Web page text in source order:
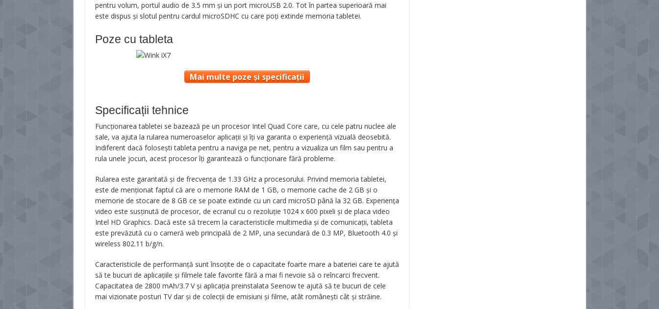
pentru volum, portul audio de 3.5 mm şi un port microUSB 2.0. Tot în partea superioară mai
este dispus şi slotul pentru cardul microSDHC cu care poţi extinde memoria tabletei.
Poze cu tableta
Mai multe poze și specificații
Specificații tehnice
Funcţionarea tabletei se bazează pe un procesor Intel Quad Core care, cu cele patru nuclee ale
sale, va ajuta la rularea numeroaselor aplicaţii şi îţi va garanta o experienţă vizuală deosebită.
Indiferent dacă foloseşti tableta pentru a naviga pe net, pentru a vizualiza un film sau pentru a
rula unele jocuri, acest procesor îţi garantează o funcţionare fără probleme.
Rularea este garantată şi de frecvenţa de 1.33 GHz a procesorului. Privind memoria tabletei,
este de menţionat faptul că are o memorie RAM de 1 GB, o memorie cache de 2 GB şi o
memorie de stocare de 8 GB ce se poate extinde cu un card microSD până la 32 GB. Experienţa
video este susţinută de procesor, de ecranul cu o rezoluţie 1024 x 600 pixeli şi de placa video
Intel HD Graphics. Dacă este să trecem la caracteristicile multimedia şi de comunicaţii, tableta
este prevăzută cu o cameră web principală de 2 MP, una secundară de 0.3 MP, Bluetooth 4.0 şi
wireless 802.11 b/g/n.
Caracteristicile de performanţă sunt însoţite de o capacitate foarte mare a bateriei care te ajută
să te bucuri de aplicaţiile şi filmele tale favorite fără a mai fi nevoie să o reîncarci frecvent.
Capacitatea de 2800 mAh/3.7 V şi aplicaţia preinstalata Seenow te ajută să te bucuri de cele
mai vizionate posturi TV dar şi de colecţii de emisiuni şi filme, atât româneşti cât şi străine.